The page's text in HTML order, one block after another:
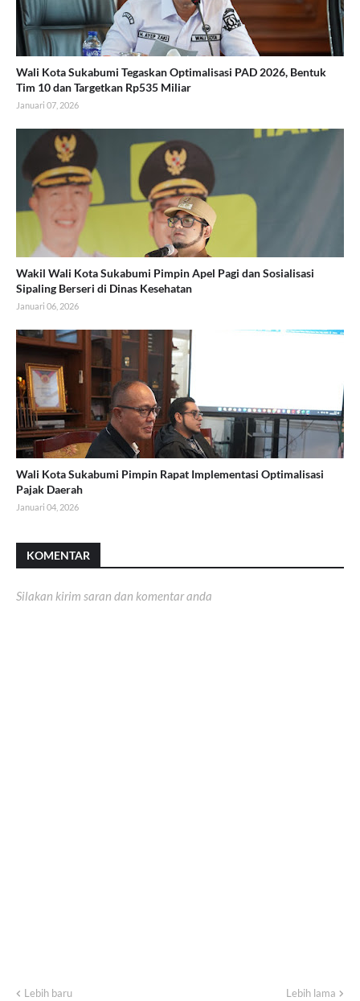
Wali Kota Sukabumi Tegaskan Optimalisasi PAD 2026, Bentuk
Tim 10 dan Targetkan Rp535 Miliar
Januari 07, 2026
Wakil Wali Kota Sukabumi Pimpin Apel Pagi dan Sosialisasi
Sipaling Berseri di Dinas Kesehatan
Januari 06, 2026
Wali Kota Sukabumi Pimpin Rapat Implementasi Optimalisasi
Pajak Daerah
Januari 04, 2026
KOMENTAR
Silakan kirim saran dan komentar anda
Lebih baru Lebih lama